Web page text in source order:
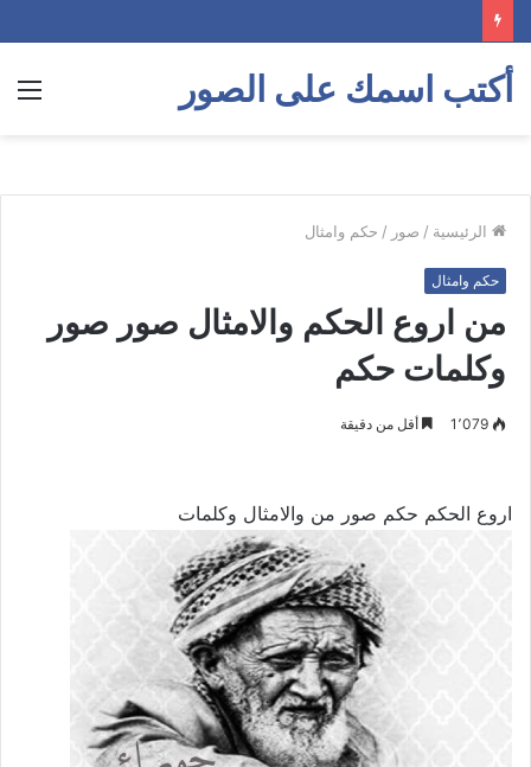
أكتب اسمك على الصور
الرئيسية / صور / حكم وامثال
حكم وامثال
من اروع الحكم والامثال صور صور
وكلمات حكم
1٬079 أقل من دقيقة
اروع الحكم حكم صور من والامثال وكلمات